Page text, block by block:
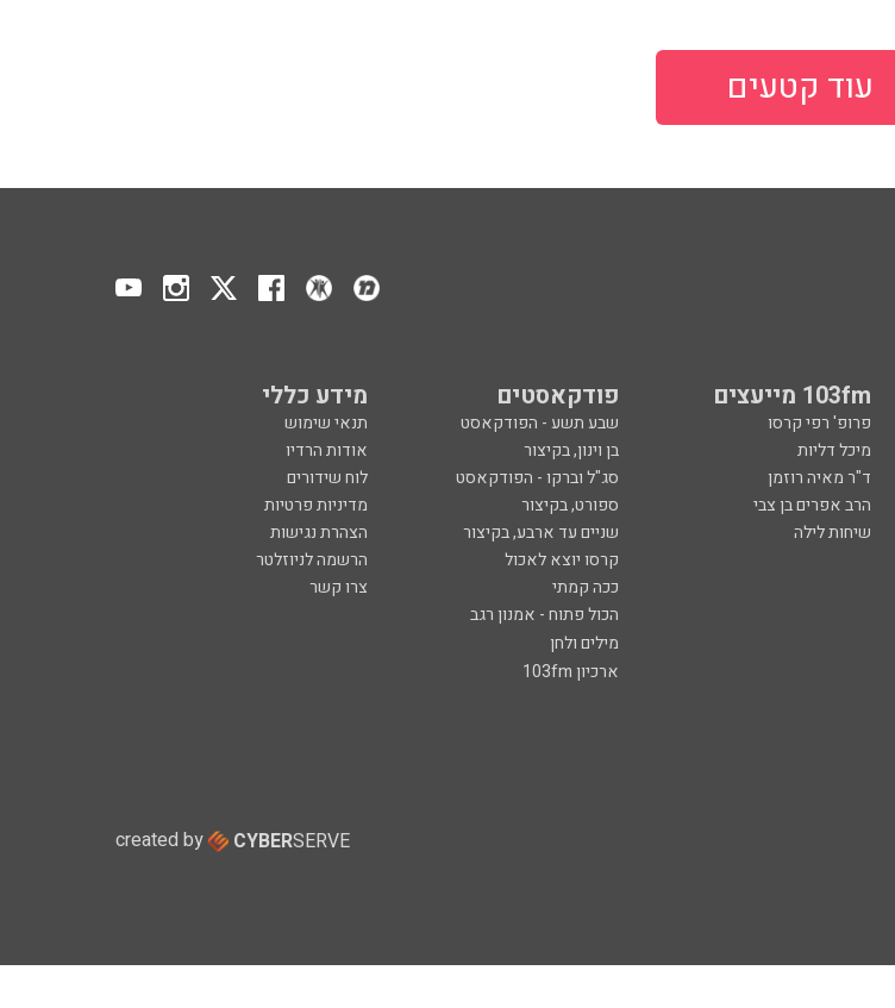
עוד קטעים
103fm מייעצים פודקאסטים מידע כללי
פרופ' רפי קרסו שבע תשע - הפודקאסט
תנאי שימוש
מיכל דליות בן וינון, בקיצור
אודות הרדיו
ד"ר מאיה רוזמן סג"ל וברקו - הפודקאסט
לוח שידורים
הרב אפרים בן צבי ספורט, בקיצור
מדיניות פרטיות
שיחות לילה שניים עד ארבע, בקיצור
הצהרת נגישות
קרסו יוצא לאכול
הרשמה לניוזלטר
ככה קמתי
צרו קשר
הכול פתוח - אמנון רגב
מילים ולחן
ארכיון 103fm
created by CYBERSERVE